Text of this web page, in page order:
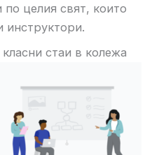
целия свят, които
инструктори.
стаи в колежа